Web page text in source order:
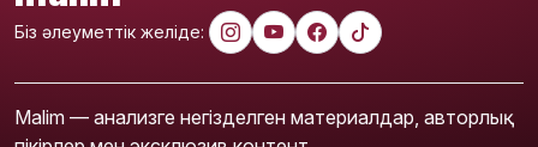
Біз әлеуметтік желіде:
Malim — анализге негізделген материалдар, авторлық